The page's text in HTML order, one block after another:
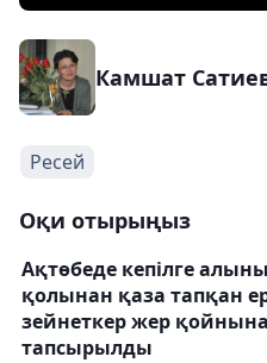
Камшат
Ресей
Оқи отырыңыз
Ақтөбеде кепілге
қолынан қаза тапқан
зейнеткер жер қойнына
тапсырылды